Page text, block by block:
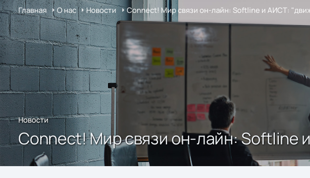
Главная О нас Новости Connect! Мир связи он-лайн: Softline и АИСТ:
Новости
Connect! Мир связи он-лайн: Softline